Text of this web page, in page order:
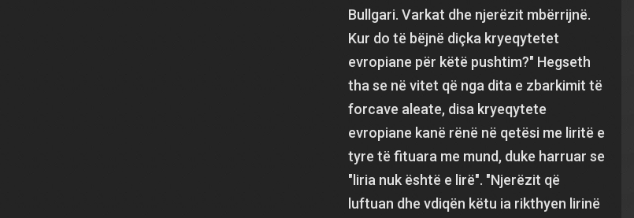
Bullgari. Varkat dhe njerëzit mbërrijnë.
Kur do të bëjnë diçka kryeqytetet
evropiane për këtë pushtim?" Hegseth
tha se në vitet që nga dita e zbarkimit të
forcave aleate, disa kryeqytete
evropiane kanë rënë në qetësi me liritë e
tyre të fituara me mund, duke harruar se
"liria nuk është e lirë". "Njerëzit që
luftuan dhe vdiqën këtu ia rikthyen lirinë